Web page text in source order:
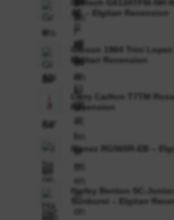
Gretsch G6134TFM-NH
AF – Elgitarr Recension
Gibson 1964 Trini Lopez
Elgitarr Recension
Larry Carlton T7TM
Recension
Ibanez RG565R-EB –
Harley Benton SC-
Sunburst – Elgitarr